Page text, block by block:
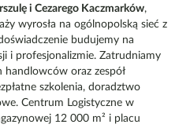
i Cezarego Kaczmarków,
wyrosła na ogólnopolską sieć z
budujemy na
i profesjonalizmie. Zatrudniamy
oraz zespół
szkolenia, doradztwo
Centrum Logistyczne w
12 000 m² i placu